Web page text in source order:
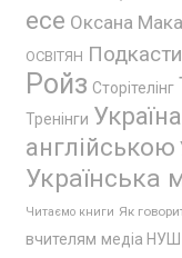
есе Оксана
ОСВІТЯН Подкасти
Ройз Сторітелінг
Тренінги
англійською
Українська
Читаємо книги Як
вчителям медіа НУШ